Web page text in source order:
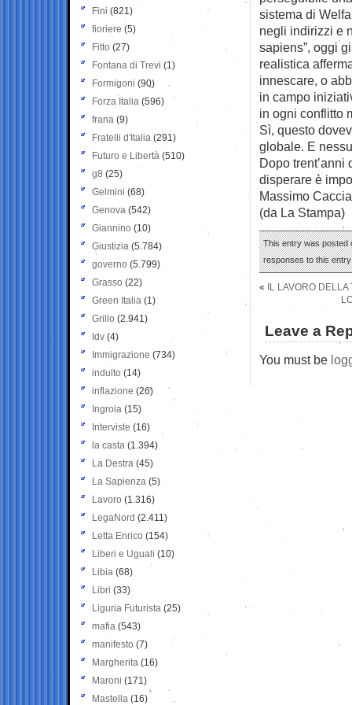
sistema di
negli indirizzi e
sapiens”, oggi
realistica
innescare, o
in campo
in ogni conflitto
Sì, questo
globale. E
Dopo
disperare è
Massimo
(da La Stampa)
This entry was posted
responses to this
«
IL LAVORO
Leave a
You must be
Fini (821)
fioriere (5)
Fitto (27)
Fontana di Trevi (1)
Formigoni (90)
Forza Italia (596)
frana (9)
Fratelli d'Italia (291)
Futuro e Libertà (510)
g8 (25)
Gelmini (68)
Genova (542)
Giannino (10)
Giustizia (5.784)
governo (5.799)
Grasso (22)
Green Italia (1)
Grillo (2.941)
Idv (4)
Immigrazione (734)
indulto (14)
inflazione (26)
Ingroia (15)
Interviste (16)
la casta (1.394)
La Destra (45)
La Sapienza (5)
Lavoro (1.316)
LegaNord (2.411)
Letta Enrico (154)
Liberi e Uguali (10)
Libia (68)
Libri (33)
Liguria Futurista (25)
mafia (543)
manifesto (7)
Margherita (16)
Maroni (171)
Mastella (16)